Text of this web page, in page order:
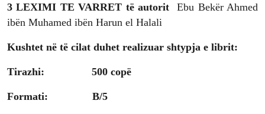
3LEXIMI TE VARRET të autorit
Ebu Bekër Ahmed
ibën Muhamed ibën Harun el Halali
Kushtet në të cilat duhet realizuar shtypja e librit:
Tirazhi: 500 copë
Formati: B/5